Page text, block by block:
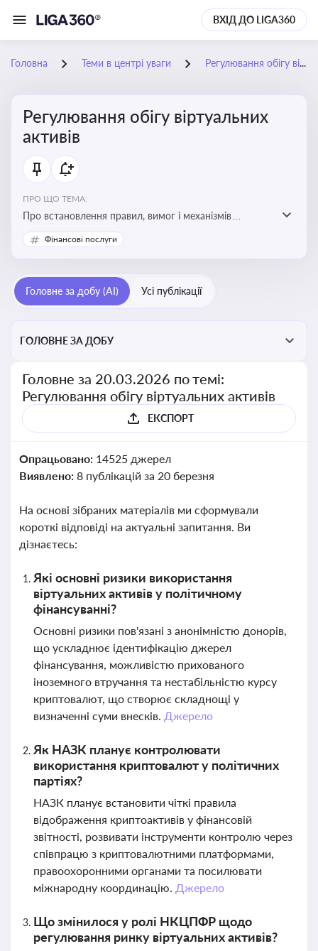
ВХІД ДО LIGA360
Головна Теми в центрі уваги Регулювання обігу віртуальних активів
Регулювання обігу віртуальних
активів
ПРО ЩО ТЕМА:
Про встановлення правил, вимог і механізмів
контролю за використанням, обігом та
оподаткуванням віртуальних активів, таких як
Фінансові послуги
Головне за добу (AI) Усі публікації
ГОЛОВНЕ ЗА ДОБУ
Головне за 20.03.2026 по темі:
Регулювання обігу віртуальних активів
ЕКСПОРТ
Опрацьовано: 14525 джерел
Виявлено: 8 публікацій за 20 березня
На основі зібраних матеріалів ми сформували
короткі відповіді на актуальні запитання. Ви
дізнаєтесь:
Які основні ризики використання
віртуальних активів у політичному
фінансуванні?
Основні ризики пов'язані з анонімністю донорів,
що ускладнює ідентифікацію джерел
фінансування, можливістю прихованого
іноземного втручання та нестабільністю курсу
криптовалют, що створює складнощі у
визначенні суми внесків. Джерело
Як НАЗК планує контролювати
використання криптовалют у політичних
партіях?
НАЗК планує встановити чіткі правила
відображення криптоактивів у фінансовій
звітності, розвивати інструменти контролю через
співпрацю з криптовалютними платформами,
правоохоронними органами та посилювати
міжнародну координацію. Джерело
Що змінилося у ролі НКЦПФР щодо
регулювання ринку віртуальних активів?